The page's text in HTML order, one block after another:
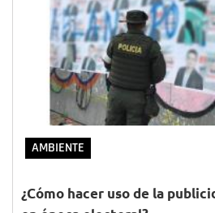
AMBIENTE
¿Cómo hacer uso de la